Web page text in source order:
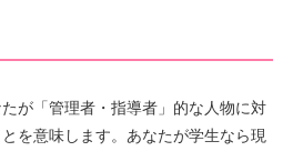
が「管理者・指導者」的な人物に対
を意味します。あなたが学生なら現